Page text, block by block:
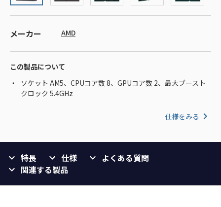
メーカー AMD
この製品について
ソケット AM5、CPUコア数 8、GPUコア数 2、最大ブースト
クロック 5.4GHz
仕様をみる
特長 仕様
よくある質問
関連する製品